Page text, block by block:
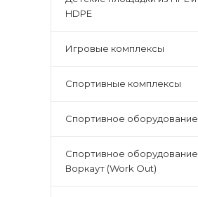
HDPE
Игровые комплексы
Спортивные комплексы
Спортивное оборудование
Спортивное оборудование
Воркаут (Work Out)